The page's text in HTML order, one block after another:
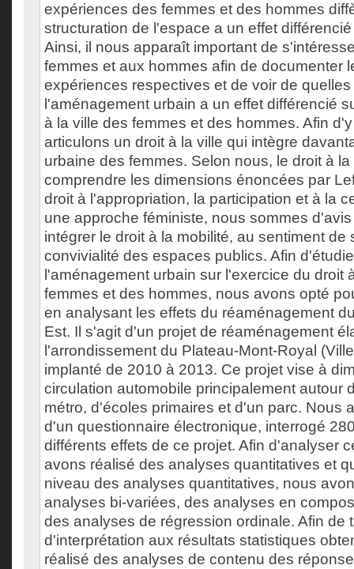
expériences des femmes et des hommes
structuration de l'espace a un effet
Ainsi, il nous apparaît important de
femmes et aux hommes afin de documenter
expériences respectives et de voir de
l'aménagement urbain a un effet différencié
à la ville des femmes et des hommes. Afin
articulons un droit à la ville qui intègre
urbaine des femmes. Selon nous, le droit à la
comprendre les dimensions énoncées par
droit à l'appropriation, la participation et à la
une approche féministe, nous sommes d'avis
intégrer le droit à la mobilité, au sentiment de
convivialité des espaces publics. Afin
l'aménagement urbain sur l'exercice du droit
femmes et des hommes, nous avons opté
en analysant les effets du réaménagement
Est. Il s'agit d'un projet de réaménagement
l'arrondissement du Plateau-Mont-Royal
implanté de 2010 à 2013. Ce projet vise à
circulation automobile principalement autour
métro, d'écoles primaires et d'un parc. Nous
d'un questionnaire électronique, interrogé
différents effets de ce projet. Afin d'analyser
avons réalisé des analyses quantitatives et
niveau des analyses quantitatives, nous
analyses bi-variées, des analyses en
des analyses de régression ordinale. Afin de
d'interprétation aux résultats statistiques
réalisé des analyses de contenu des